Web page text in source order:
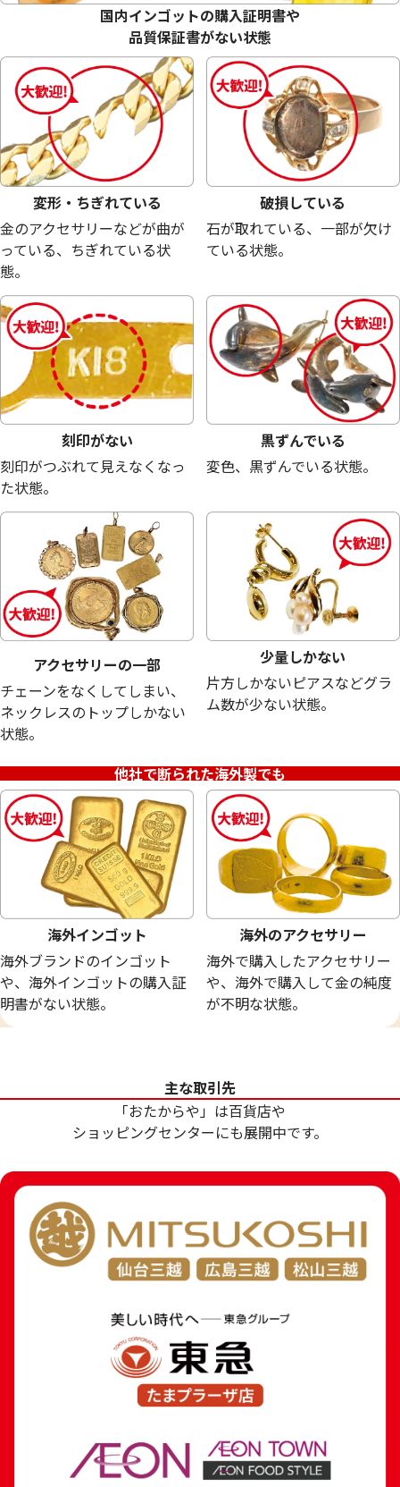
参考買取価格
18金 (K18) メガネ
23.6g
参考買取価格
530,300円
18金 (K18) メガネ
22.7g
参考買取価格
510,100円
18金 (K18) メガネ
20.0g
参考買取価格
24金 (K24) ネック
13.5g
参考買取価格
参考買取価格
288,600
参考買取価格
7.8g
参考買取価格
国内インゴットの購入証明書や
品質保証書がない状態
変形・ちぎれている
金のアクセサリーなどが曲が
っている、ちぎれている状
態。
破損している
石が取れている、一部が欠け
ている状態。
刻印がない
刻印がつぶれて見えなくなっ
た状態。
黒ずんでいる
変色、黒ずんでいる状態。
アクセサリーの一部
チェーンをなくしてしまい、
ネックレスのトップしかない
状態。
少量しかない
片方しかないピアスなどグラ
ム数が少ない状態。
他社で断られた海外製でも
海外インゴット
海外ブランドのインゴット
や、海外インゴットの購入証
明書がない状態。
海外のアクセサリー
海外で購入したアクセサリー
や、海外で購入して金の純度
が不明な状態。
主な取引先
「おたからや」は百貨店や
ショッピングセンターにも展開中です。